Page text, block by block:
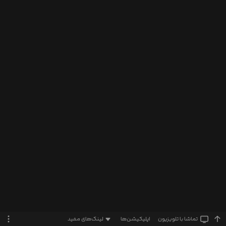
تماشا‌ با تلویزیون اپلیکیشن‌ها لینک‌های مفید